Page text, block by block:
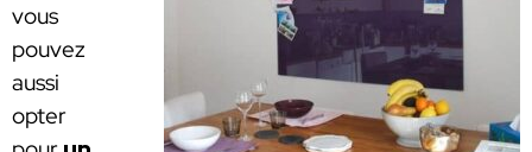
vous
pouvez
aussi
opter